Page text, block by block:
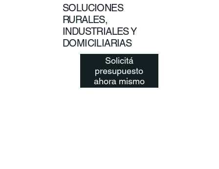
SOLUCIONES
RURALES,
INDUSTRIALES Y
DOMICILIARIAS
Solicitá
presupuesto
ahora mismo